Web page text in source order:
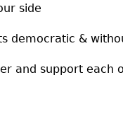
side
democratic &
and support each